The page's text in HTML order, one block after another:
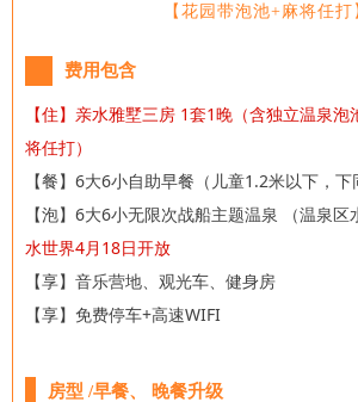
【花园带泡池+麻将任打
费用包含
【住】亲水雅墅三房 1套1晚（含独立温泉泡
将任打）
【餐】6大6小自助早餐（儿童1.2米以下，下
【泡】6大6小无限次战船主题温泉 （温泉区
水世界4月18日开放
【享】音乐营地、观光车、健身房
【享】免费停车+高速WIFI
房型 /早餐、 晚餐升级